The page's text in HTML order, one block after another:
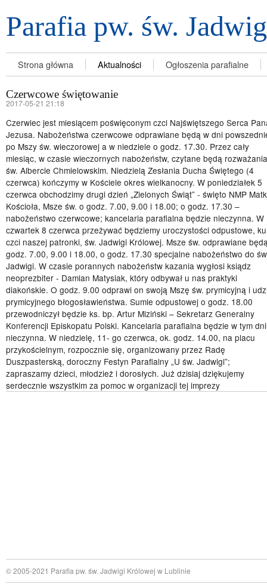
Parafia pw. św.
Strona główna Aktualności Ogłoszenia parafialne
Czerwcowe świętowanie
2017-05-21 21:18
Czerwiec jest miesiącem poświęconym czci Najświętszego Serca
Jezusa. Nabożeństwa czerwcowe odprawiane będą w dni
po Mszy św. wieczorowej a w niedziele o godz. 17.30. Przez cały
miesiąc, w czasie wieczornych nabożeństw, czytane będą
św. Albercie Chmielowskim. Niedzielą Zesłania Ducha Świętego (4
czerwca) kończymy w Kościele okres wielkanocny. W poniedziałek 5
czerwca obchodzimy drugi dzień „Zielonych Świąt” - święto NMP
Kościoła, Msze św. o godz. 7.00, 9.00 i 18.00; o godz. 17.30 –
nabożeństwo czerwcowe; kancelaria parafialna będzie nieczynna. W
czwartek 8 czerwca przeżywać będziemy uroczystości odpustowe, ku
czci naszej patronki, św. Jadwigi Królowej. Msze św. odprawiane
godz. 7.00, 9.00 i 18.00, o godz. 17.30 specjalne nabożeństwo do
Jadwigi. W czasie porannych nabożeństw kazania wygłosi ksiądz
neoprezbiter - Damian Matysiak, który odbywał u nas praktyki
diakońskie. O godz. 9.00 odprawi on swoją Mszę św. prymicyjną i
prymicyjnego błogosławieństwa. Sumie odpustowej o godz. 18.00
przewodniczył będzie ks. bp. Artur Miziński – Sekretarz Generalny
Konferencji Episkopatu Polski. Kancelaria parafialna będzie w tym
nieczynna. W niedzielę, 11- go czerwca, ok. godz. 14.00, na placu
przykościelnym, rozpocznie się, organizowany przez Radę
Duszpasterską, doroczny Festyn Parafialny „U św. Jadwigi”;
zapraszamy dzieci, młodzież i dorosłych. Już dzisiaj dziękujemy
serdecznie wszystkim za pomoc w organizacji tej imprezy
© 2005-2021 Parafia pw. św. Jadwigi Królowej w Lublinie